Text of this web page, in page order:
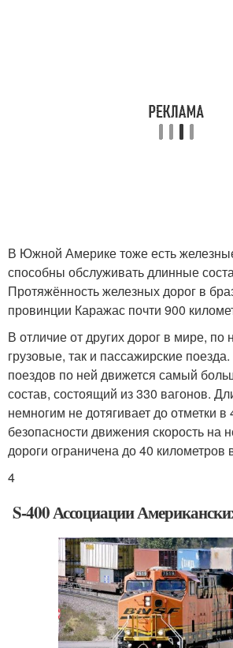
В Южной Америке тоже есть
способны обслуживать длинные
Протяжённость железных дорог в
провинции Каражас почти 900
В отличие от других дорог в мире, по
грузовые, так и пассажирские
поездов по ней движется самый
состав, состоящий из 330 вагонов.
немногим не дотягивает до отметки
безопасности движения скорость на
дороги ограничена до 40 километров
4
S-400 Ассоциации